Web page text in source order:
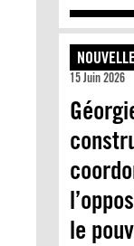
15 Juin 2026
le